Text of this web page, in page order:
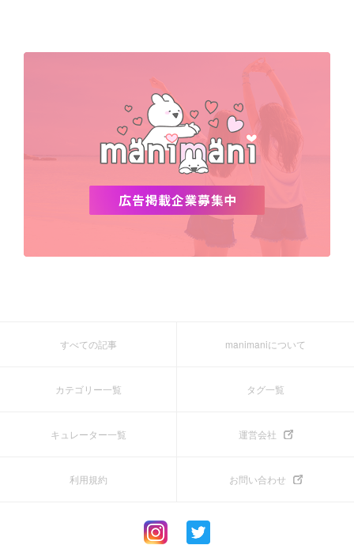
すべての記事 manimaniについて
カテゴリー一覧 タグ一覧
キュレーター一覧 運営会社
利用規約 お問い合わせ